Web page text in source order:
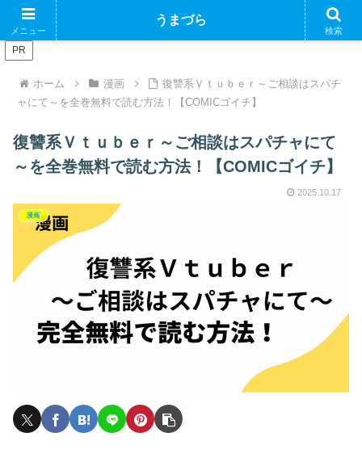
ブログで収益化できるかやってみるブログ
PR
ホーム 漫画
復讐系Ｖｔｕｂｅｒ～ご相談はスパチ
ャにて～を全巻無料で読む方法！【COMICゴイチ】
復讐系Ｖｔｕｂｅｒ～ご相談はスパチャにて
～を全巻無料で読む方法！【COMICゴイチ】
2025.10.17
漫画
メニュー
うまづら
検索